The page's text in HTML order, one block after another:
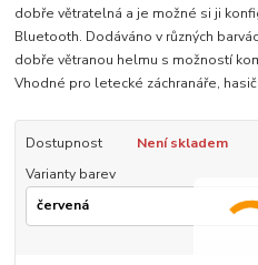
dobře větratelná a je možné si ji
Bluetooth. Dodáváno v různých
dobře větranou helmu s možností
Vhodné pro letecké záchranáře,
Dostupnost
Není skladem
Varianty barev